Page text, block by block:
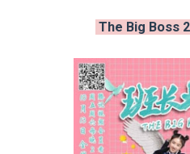
The Big Boss